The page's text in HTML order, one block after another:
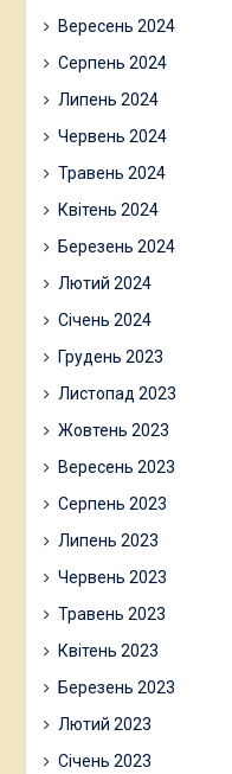
Вересень 2024
Серпень 2024
Липень 2024
Червень 2024
Травень 2024
Квітень 2024
Березень 2024
Лютий 2024
Січень 2024
Грудень 2023
Листопад 2023
Жовтень 2023
Вересень 2023
Серпень 2023
Липень 2023
Червень 2023
Травень 2023
Квітень 2023
Березень 2023
Лютий 2023
Січень 2023